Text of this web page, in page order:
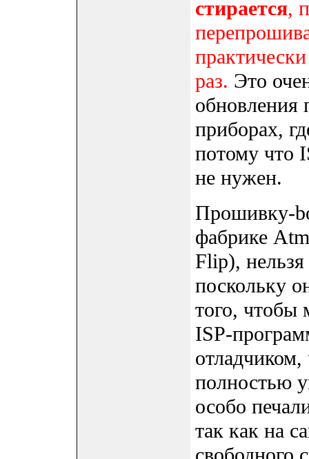
стирается,
раз. Это
обновления
приборах,
потому что
не нужен.
Прошивку-
фабрике
Flip),
поскольку
того, чтобы
ISP-
отладчиком,
полностью
особо
так как на